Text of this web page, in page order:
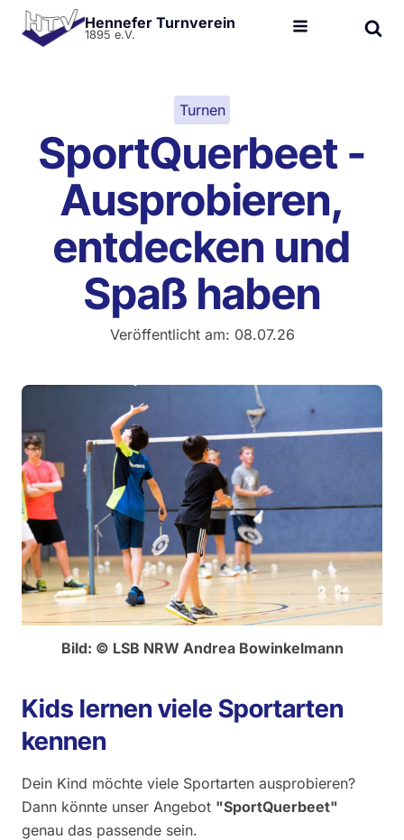
Hennefer Turnverein
1895 e.V.
Turnen
SportQuerbeet -
Ausprobieren,
entdecken und
Spaß haben
Veröffentlicht am: 08.07.26
Bild: © LSB NRW Andrea Bowinkelmann
Kids lernen viele Sportarten
kennen
Dein Kind möchte viele Sportarten ausprobieren?
Dann könnte unser Angebot "SportQuerbeet"
genau das passende sein.